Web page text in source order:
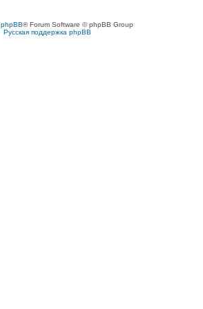
phpBB® Forum Software © phpBB Group
Русская поддержка phpBB